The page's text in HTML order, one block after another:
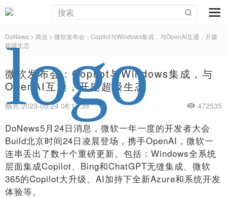
DoNews > 商业 > 微软发布会：Copilot与Windows集成，与OpenAI互通，开建
超级生态
微软发布会：Copilot与Windows集成，与
OpenAI互通，开建超级生态
杨亮 2023-05-24 08:17:38 472535
DoNews5月24日消息，微软一年一度的开发者大会
Build北京时间24日凌晨登场，携手OpenAI，微软一
连串丢出了数十个重磅更新。包括：Windows全系统
层面集成Copilot、Bing和ChatGPT无缝集成、微软
365的Copilot大升级、AI加持下全新Azure和系统开发
体验等。